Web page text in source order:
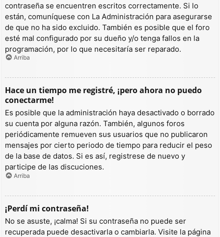
contraseña se encuentren escritos correctamente. Si lo
están, comuníquese con La Administración para asegurarse
de que no ha sido excluido. También es posible que el foro
esté mal configurado por su dueño y/o tenga fallos en la
programación, por lo que necesitaría ser reparado.
Arriba
Hace un tiempo me registré, ¡pero ahora no puedo
conectarme!
Es posible que la administración haya desactivado o borrado
su cuenta por alguna razón. También, algunos foros
periódicamente remueven sus usuarios que no publicaron
mensajes por cierto periodo de tiempo para reducir el peso
de la base de datos. Si es así, registrese de nuevo y
participe de las discuciones.
Arriba
¡Perdí mi contraseña!
No se asuste, ¡calma! Si su contraseña no puede ser
recuperada puede desactivarla o cambiarla. Visite la página